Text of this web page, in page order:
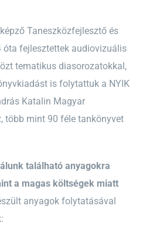
Taneszközfejlesztő és
fejlesztettek audiovizuális
tematikus diasorozatokkal,
is folytattuk a NYIK
Katalin Magyar
több mint 90 féle tankönyvet
található anyagokra
a magas költségek miatt
anyagok folytatásával